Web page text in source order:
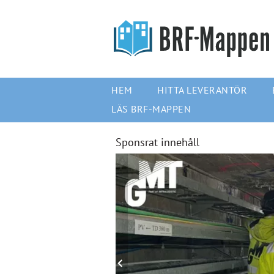
HEM HITTA LEVERANTÖR
LÄS BRF-MAPPEN
Sponsrat innehåll
keyboard_arrow_left